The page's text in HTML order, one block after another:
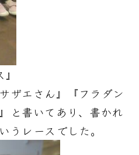
ザエさん』『フラダン
と書いてあり、書かれ
うレースでした。